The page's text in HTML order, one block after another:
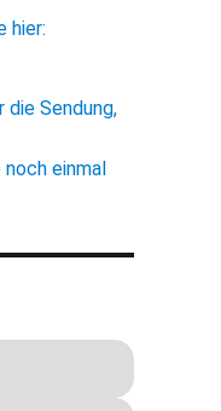
hier:
die Sendung,
einmal